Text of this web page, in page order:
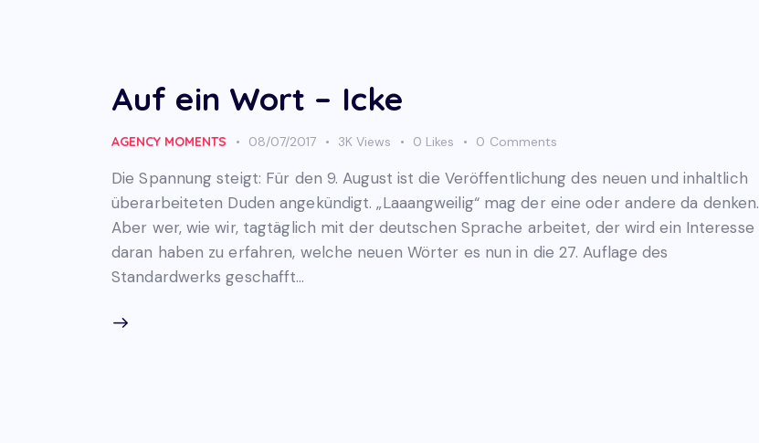
Auf ein Wort – Icke
AGENCY MOMENTS 08/07/2017 3K Views 0 Likes 0 Comments
Die Spannung steigt: Für den 9. August ist die Veröffentlichung des neuen und inhaltlich
überarbeiteten Duden angekündigt. „Laaangweilig“ mag der eine oder andere da denken.
Aber wer, wie wir, tagtäglich mit der deutschen Sprache arbeitet, der wird ein Interesse
daran haben zu erfahren, welche neuen Wörter es nun in die 27. Auflage des
Standardwerks geschafft…